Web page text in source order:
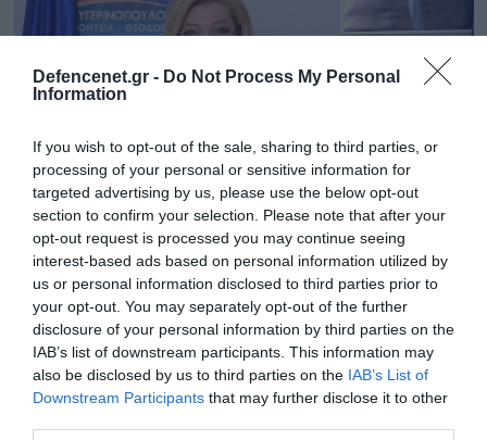
Defencenet.gr - Do Not Process My Personal
Information
If you wish to opt-out of the sale, sharing to third parties, or
processing of your personal or sensitive information for
targeted advertising by us, please use the below opt-out
section to confirm your selection. Please note that after your
opt-out request is processed you may continue seeing
interest-based ads based on personal information utilized by
us or personal information disclosed to third parties prior to
your opt-out. You may separately opt-out of the further
disclosure of your personal information by third parties on the
IAB’s list of downstream participants. This information may
also be disclosed by us to third parties on the IAB’s List of
Downstream Participants that may further disclose it to other
Το «τερμάτισε» η βουλευτής της ΝΔ
Δ.Αυγερινοπούλου: Έστειλε δώρο
κοσμήματα σε γυναίκες δημοσίους
υπαλλήλους (φώτο)
Προφανώς θεωρεί τους ψηφοφόρους κάτι σαν
«ιθαγενείς» που θα δώσουν την ψήφο τους με
«καθρεφτάκια»